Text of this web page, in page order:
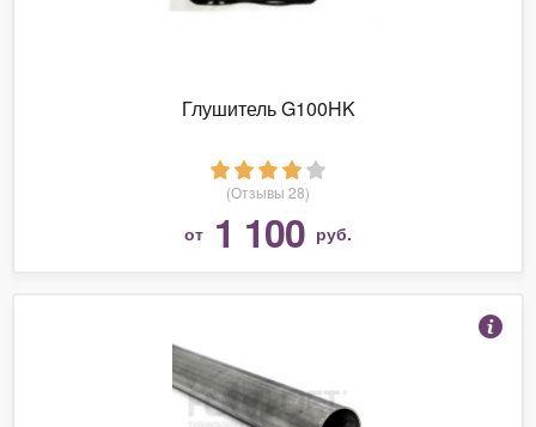
Глушитель G100HK
(Отзывы 28)
от 1 100 руб.